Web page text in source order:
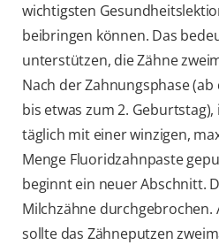
wichtigsten
beibringen können. Das
unterstützen, die Zähne
Nach der Zahnungsphase
bis etwas zum 2.
täglich mit einer winzigen,
Menge Fluoridzahnpaste
beginnt ein neuer Abschnitt.
Milchzähne durchgebrochen.
sollte das Zähneputzen